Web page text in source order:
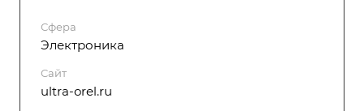
Сфера
Электроника
Сайт
ultra-orel.ru